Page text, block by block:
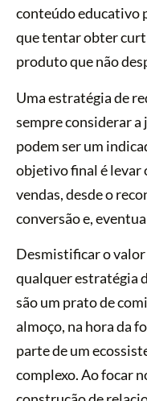
conteúdo educativo
que tentar obter
produto que não
Uma estratégia de
sempre considerar
podem ser um
objetivo final é levar
vendas, desde o
conversão e,
Desmistificar o
qualquer estratégia
são um prato de
almoço, na hora da
parte de um
complexo. Ao focar